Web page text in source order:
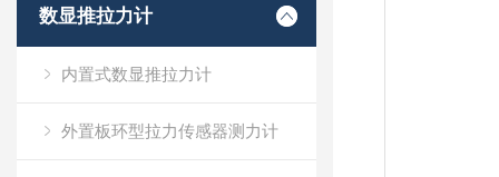
数显推拉力计
内置式数显推拉力计
外置板环型拉力传感器测力计